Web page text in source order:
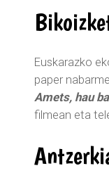
Euskarazko
paper
Amets, hau
filmean eta